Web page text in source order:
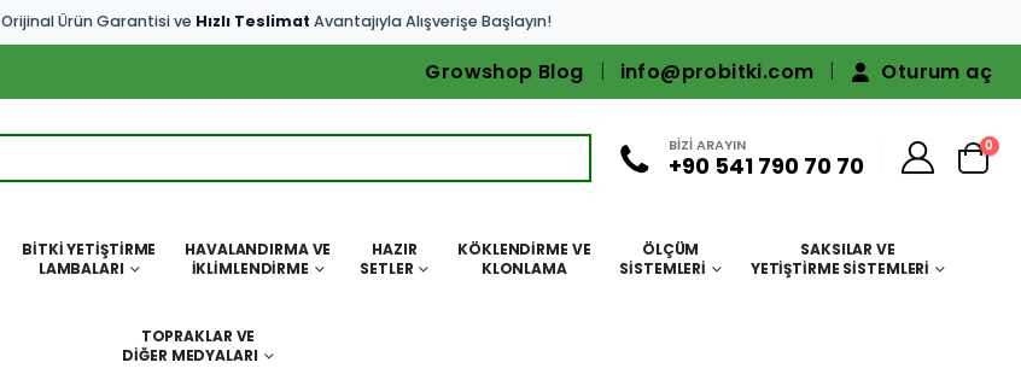
Orijinal Ürün Garantisi ve Hızlı Teslimat Avantajıyla Alışverişe Başlayın!
Growshop Blog info@probitki.com Oturum aç
BİZİ ARAYIN
+90 541 790 70 70
0
BITKI YETIŞTIRME
LAMBALARI
HAVALANDIRMA VE
İKLIMLENDIRME
HAZIR
SETLER
KÖKLENDIRME VE
KLONLAMA
ÖLÇÜM
SISTEMLERI
SAKSILAR VE
YETIŞTIRME SISTEMLERI
TOPRAKLAR VE
DIĞER MEDYALARI